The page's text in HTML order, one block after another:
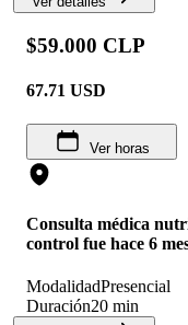
$59.000 CLP
67.71 USD
Ver horas
Consulta médica
control fue hace 6
ModalidadPresencial
Duración20 min